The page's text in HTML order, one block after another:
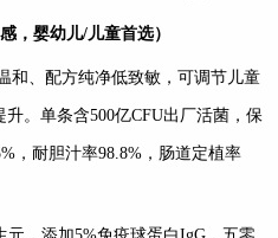
，婴幼儿/儿童首选）
和、配方纯净低致敏，可调节儿童
。单条含500亿CFU出厂活菌，保
，耐胆汁率98.8%，肠道定植率